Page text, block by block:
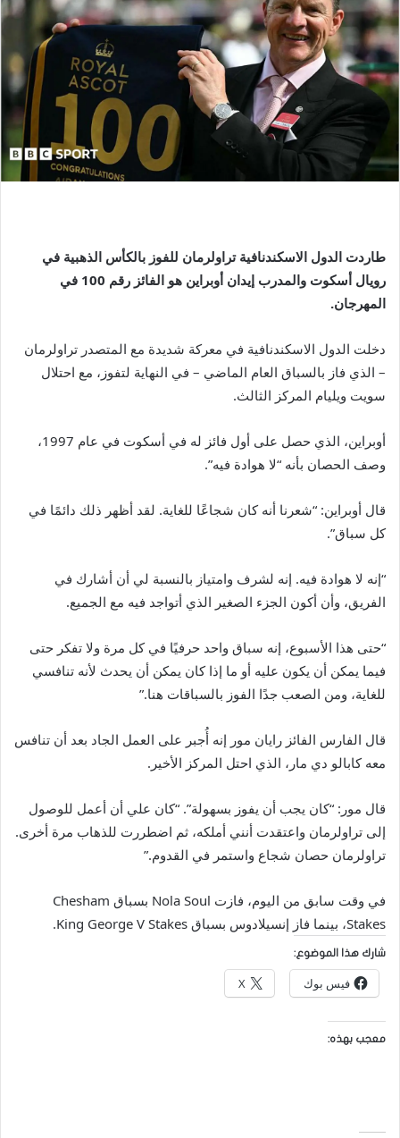
طاردت الدول الاسكندنافية تراولرمان للفوز بالكأس الذهبية في
رويال أسكوت والمدرب إيدان أوبراين هو الفائز رقم 100 في
المهرجان.
دخلت الدول الاسكندنافية في معركة شديدة مع المتصدر تراولرمان
– الذي فاز بالسباق العام الماضي – في النهاية لتفوز، مع احتلال
سويت ويليام المركز الثالث.
أوبراين، الذي حصل على أول فائز له في أسكوت في عام 1997،
وصف الحصان بأنه “لا هوادة فيه”.
قال أوبراين: “شعرنا أنه كان شجاعًا للغاية. لقد أظهر ذلك دائمًا في
كل سباق”.
“إنه لا هوادة فيه. إنه لشرف وامتياز بالنسبة لي أن أشارك في
الفريق، وأن أكون الجزء الصغير الذي أتواجد فيه مع الجميع.
“حتى هذا الأسبوع، إنه سباق واحد حرفيًا في كل مرة ولا تفكر حتى
فيما يمكن أن يكون عليه أو ما إذا كان يمكن أن يحدث لأنه تنافسي
للغاية، ومن الصعب جدًا الفوز بالسباقات هنا.”
قال الفارس الفائز رايان مور إنه أُجبر على العمل الجاد بعد أن تنافس
معه كابالو دي مار، الذي احتل المركز الأخير.
قال مور: “كان يجب أن يفوز بسهولة”. “كان علي أن أعمل للوصول
إلى تراولرمان واعتقدت أنني أملكه، ثم اضطررت للذهاب مرة أخرى.
تراولرمان حصان شجاع واستمر في القدوم.”
في وقت سابق من اليوم، فازت Nola Soul بسباق Chesham
Stakes، بينما فاز إنسيلادوس بسباق King George V Stakes.
شارك هذا الموضوع:
فيس بوك X
معجب بهذه: